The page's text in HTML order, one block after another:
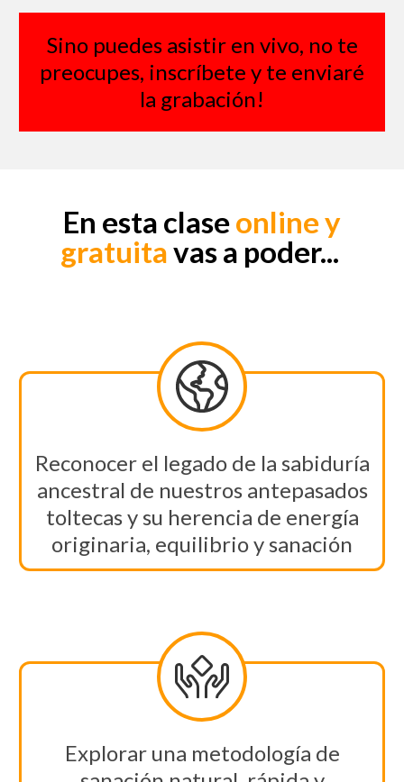
Sino puedes asistir en vivo, no te
preocupes, inscríbete y te enviaré
la grabación!
En esta claseonline y
gratuitavas a poder...
Reconocer el legado de la sabiduría
ancestral de nuestros antepasados
toltecas y su herencia de energía
originaria, equilibrio y sanación
Explorar una metodología de